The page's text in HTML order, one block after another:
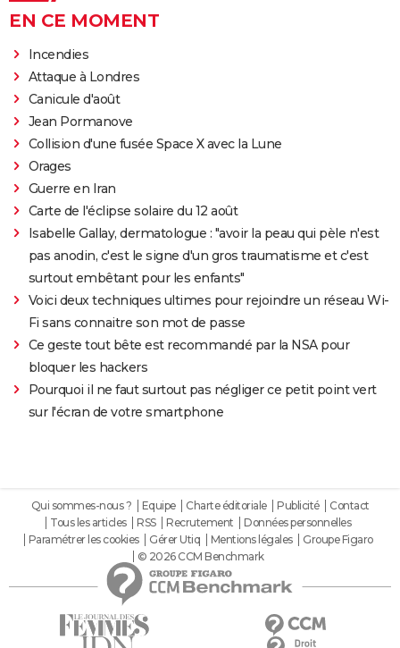
EN CE MOMENT
Incendies
Attaque à Londres
Canicule d'août
Jean Pormanove
Collision d'une fusée Space X avec la Lune
Orages
Guerre en Iran
Carte de l'éclipse solaire du 12 août
Isabelle Gallay, dermatologue : "avoir la peau qui pèle n'est
pas anodin, c'est le signe d'un gros traumatisme et c'est
surtout embêtant pour les enfants"
Voici deux techniques ultimes pour rejoindre un réseau Wi-
Fi sans connaitre son mot de passe
Ce geste tout bête est recommandé par la NSA pour
bloquer les hackers
Pourquoi il ne faut surtout pas négliger ce petit point vert
sur l'écran de votre smartphone
Qui sommes-nous ? Equipe Charte éditoriale Publicité
Contact
Tous les articles
RSS Recrutement
Données personnelles
Paramétrer les cookies
Gérer Utiq Mentions légales
Groupe Figaro
© 2026 CCM Benchmark